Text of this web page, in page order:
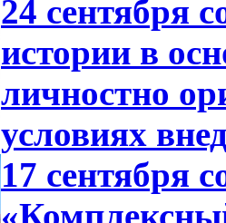
24 сентября
истории в
личностно
условиях
17 сентября